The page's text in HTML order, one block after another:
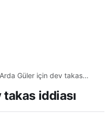
Arda Güler için dev takas
iddiası